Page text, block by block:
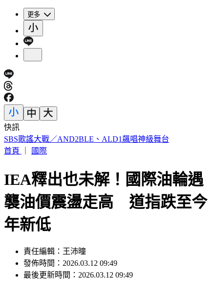
更多
快訊
颱風遠離「大雨繼續灌」連下6天 雨區轉移炸到紅爆
首頁
國際
IEA釋出也未解！國際油輪遇
襲油價震盪走高 道指跌至今
年新低
責任編輯：王沛曈
發佈時間：2026.03.12 09:49
最後更新時間：2026.03.12 09:49